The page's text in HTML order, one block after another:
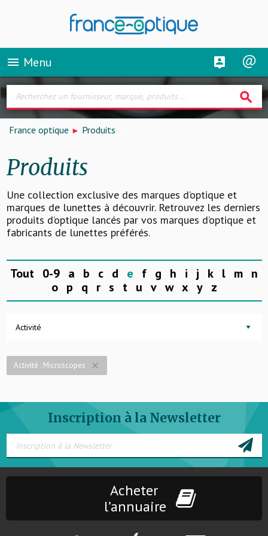
menu Menu
search
France optique Produits
Produits
Une collection exclusive des marques d’optique et
marques de lunettes à découvrir. Retrouvez les derniers
produits d’optique lancés par vos marques d’optique et
fabricants de lunettes préférés.
Tout 0-9 a b c d e f g h i j k l m n
o p q r s t u v w x y z
Activité
Activité : Microscopes close
Inscription à la Newsletter
Acheter
l’annuaire